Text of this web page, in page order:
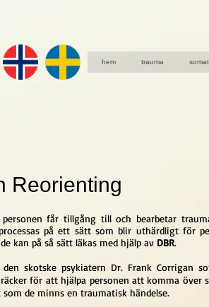
hem trauma
Reorienting
får tillgång till och bearbetar
på ett sätt som blir uthärdligt för
kan på så sätt läkas med hjälp av DBR.
skotske psykiatern Dr. Frank Corrigan
för att hjälpa personen att komma över
de minns en traumatisk händelse.